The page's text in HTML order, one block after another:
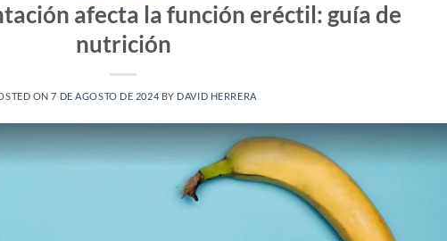
afecta la función eréctil: guía de
nutrición
ON7 DE AGOSTO DE 2024 BY DAVID HERRERA